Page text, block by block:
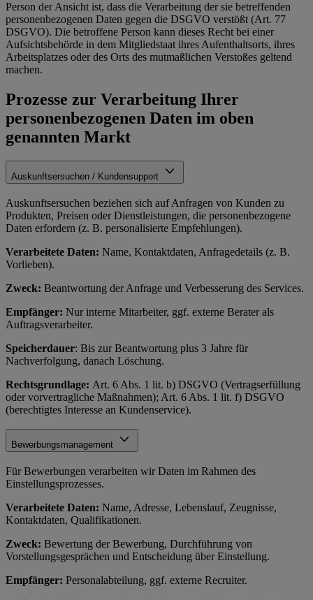
Person der Ansicht ist, dass die Verarbeitung der sie betreffenden
personenbezogenen Daten gegen die DSGVO verstößt (Art. 77
DSGVO). Die betroffene Person kann dieses Recht bei einer
Aufsichtsbehörde in dem Mitgliedstaat ihres Aufenthaltsorts, ihres
Arbeitsplatzes oder des Orts des mutmaßlichen Verstoßes geltend
machen.
Prozesse zur Verarbeitung Ihrer
personenbezogenen Daten im oben
genannten Markt
Auskunftsersuchen / Kundensupport
Auskunftsersuchen beziehen sich auf Anfragen von Kunden zu
Produkten, Preisen oder Dienstleistungen, die personenbezogene
Daten erfordern (z. B. personalisierte Empfehlungen).
Verarbeitete Daten: Name, Kontaktdaten, Anfragedetails (z. B.
Vorlieben).
Zweck: Beantwortung der Anfrage und Verbesserung des Services.
Empfänger: Nur interne Mitarbeiter, ggf. externe Berater als
Auftragsverarbeiter.
Speicherdauer: Bis zur Beantwortung plus 3 Jahre für
Nachverfolgung, danach Löschung.
Rechtsgrundlage: Art. 6 Abs. 1 lit. b) DSGVO (Vertragserfüllung
oder vorvertragliche Maßnahmen); Art. 6 Abs. 1 lit. f) DSGVO
(berechtigtes Interesse an Kundenservice).
Bewerbungsmanagement
Für Bewerbungen verarbeiten wir Daten im Rahmen des
Einstellungsprozesses.
Verarbeitete Daten: Name, Adresse, Lebenslauf, Zeugnisse,
Kontaktdaten, Qualifikationen.
Zweck: Bewertung der Bewerbung, Durchführung von
Vorstellungsgesprächen und Entscheidung über Einstellung.
Empfänger: Personalabteilung, ggf. externe Recruiter.